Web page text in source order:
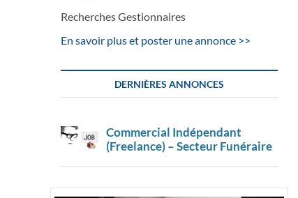
Recherches Gestionnaires
En savoir plus et poster une annonce >>
DERNIÈRES ANNONCES
Commercial Indépendant
(Freelance) – Secteur Funéraire